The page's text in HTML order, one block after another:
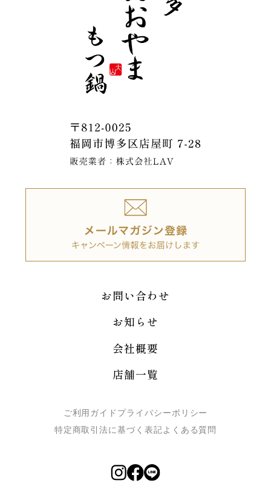
お問い合わせ
お知らせ
会社概要
店舗一覧
ご利用ガイド プライバシーポリシー
特定商取引法に基づく表記よくある質問